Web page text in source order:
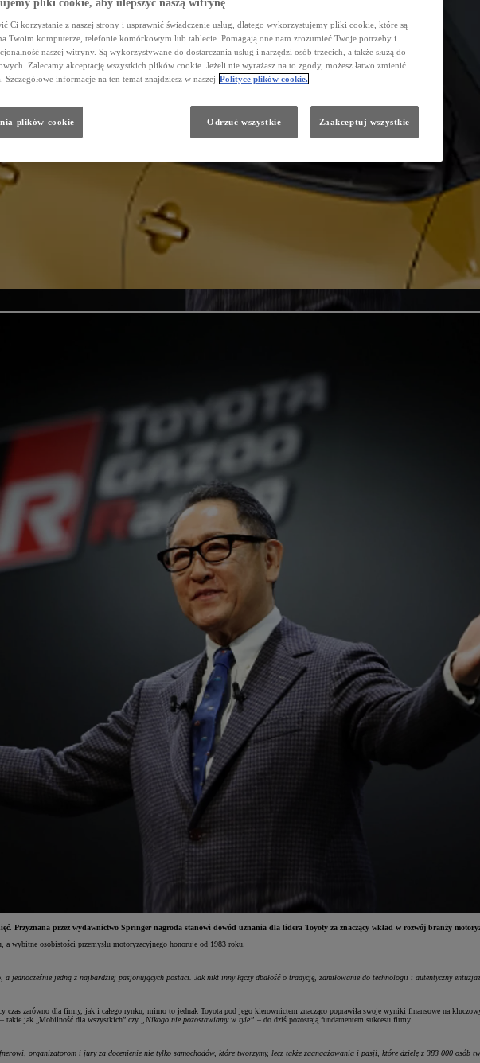
Przyznana przez wydawnictwo Springer nagroda stanowi dowód uznania dla lidera Toyoty za znaczący wkład w rozwój branży
wybitne osobistości przemysłu motoryzacyjnego honoruje od 1983 roku.
jednocześnie jedną z najbardziej pasjonujących postaci. Jak nikt inny łączy dbałość o tradycję, zamiłowanie do technologii i autentyczny
czas zarówno dla firmy, jak i całego rynku, mimo to jednak Toyota pod jego kierownictem znacząco poprawiła swoje wyniki finansowe na
takie jak „Mobilność dla wszystkich” czy „Nikogo nie pozostawiamy w tyle” – do dziś pozostają fundamentem sukcesu firmy.
organizatorom i jury za docenienie nie tylko samochodów, które tworzymy, lecz także zaangażowania i pasji, które dzielę z 383 000 osób
pliki cookie, aby ulepszyć naszą witrynę
Ci korzystanie z naszej strony i usprawnić świadczenie usług, dlatego wykorzystujemy pliki cookie, które są
Twoim komputerze, telefonie komórkowym lub tablecie. Pomagają one nam zrozumieć Twoje potrzeby i
naszej witryny. Są wykorzystywane do dostarczania usług i narzędzi osób trzecich, a także służą do
Zalecamy akceptację wszystkich plików cookie. Jeżeli nie wyrażasz na to zgody, możesz łatwo zmienić
Szczegółowe informacje na ten temat znajdziesz w naszej Polityce plików cookie.
Odrzuć wszystkie Zaakceptuj wszystkie
plików cookie